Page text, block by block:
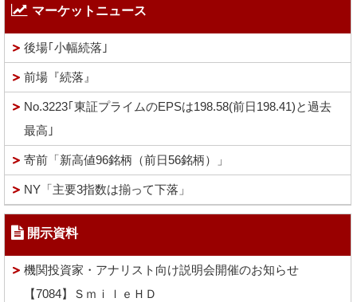
マーケットニュース
後場｢小幅続落｣
前場『続落』
No.3223｢東証プライムのEPSは198.58(前日198.41)と過去
最高｣
寄前「新高値96銘柄（前日56銘柄）」
NY「主要3指数は揃って下落」
開示資料
機関投資家・アナリスト向け説明会開催のお知らせ
【7084】ＳｍｉｌｅＨＤ